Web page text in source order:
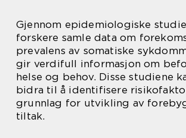
Gjennom epidemiologiske
forskere samle data om
prevalens av somatiske
gir verdifull informasjon om
helse og behov. Disse studiene
bidra til å identifisere
grunnlag for utvikling av
tiltak.